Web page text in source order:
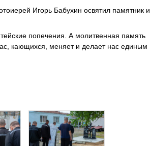
Игорь Бабухин освятил памятник и
попечения. А молитвенная память
кающихся, меняет и делает нас единым